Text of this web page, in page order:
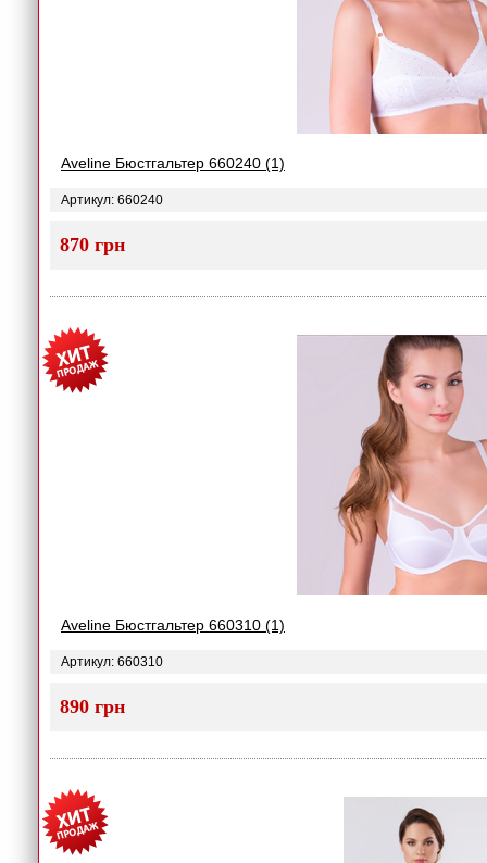
Aveline Бюстгальтер 660240 (1)
Артикул: 660240
870 грн
Aveline Бюстгальтер 660310 (1)
Артикул: 660310
890 грн